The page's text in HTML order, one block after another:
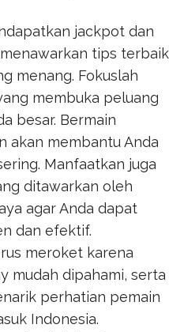
jackpot dan
tips terbaik
menang. Fokuslah
membuka peluang
besar. Bermain
akan membantu Anda
Manfaatkan juga
ditawarkan oleh
agar Anda dapat
dan efektif.
meroket karena
mudah dipahami, serta
perhatian pemain
Indonesia.